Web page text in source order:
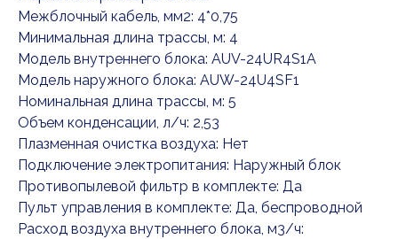
Межблочный кабель, мм2: 4*0,75
Минимальная длина трассы, м: 4
Модель внутреннего блока: AUV-24UR4S1A
Модель наружного блока: AUW-24U4SF1
Номинальная длина трассы, м: 5
Объем конденсации, л/ч: 2,53
Плазменная очистка воздуха: Нет
Подключение электропитания: Наружный блок
Противопылевой фильтр в комплекте: Да
Пульт управления в комплекте: Да, беспроводной
Расход воздуха внутреннего блока, м3/ч: